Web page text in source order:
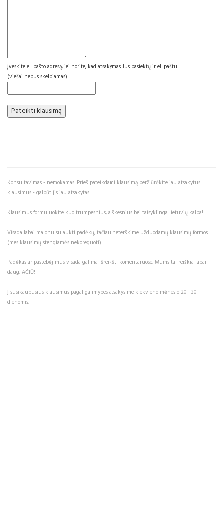
Įveskite el. pašto adresą, jei norite, kad atsakymas Jus pasiektų ir el. paštu
(viešai nebus skelbiamas):
Konsultavimas - nemokamas. Prieš pateikdami klausimą peržiūrėkite jau atsakytus
klausimus - galbūt jis jau atsakytas!
Klausimus formuluokite kuo trumpesnius, aiškesnius bei taisyklinga lietuvių kalba!
Visada labai malonu sulaukti padėkų, tačiau neterškime užduodamų klausimų formos
(mes klausimų stengiamės nekoreguoti).
Padėkas ar pastebėjimus visada galima išreikšti komentaruose. Mums tai reiškia labai
daug. AČIŪ!
Į susikaupusius klausimus pagal galimybes atsakysime kiekvieno mėnesio 20 - 30
dienomis.